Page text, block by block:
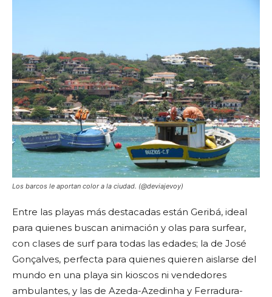
Los barcos le aportan color a la ciudad. (@deviajevoy)
Entre las playas más destacadas están Geribá, ideal
para quienes buscan animación y olas para surfear,
con clases de surf para todas las edades; la de José
Gonçalves, perfecta para quienes quieren aislarse del
mundo en una playa sin kioscos ni vendedores
ambulantes, y las de Azeda-Azedinha y Ferradura-